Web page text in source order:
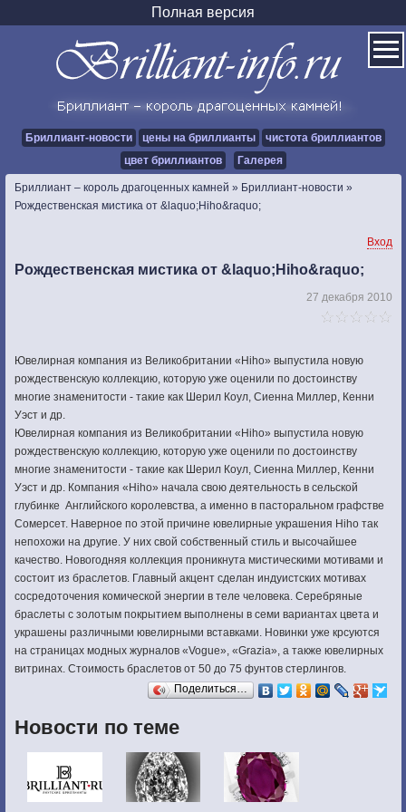
Полная версия
Бриллиант-новости цены на бриллианты
чистота бриллиантов
цвет бриллиантов
Галерея
Бриллиант – король драгоценных камней » Бриллиант-новости »
Рождественская мистика от &laquo;Hiho&raquo;
Вход
Рождественская мистика от &laquo;Hiho&raquo;
27 декабря 2010
Ювелирная компания из Великобритании «Hiho» выпустила новую
рождественскую коллекцию, которую уже оценили по достоинству
многие знаменитости - такие как Шерил Коул, Сиенна Миллер, Кенни
Уэст и др.
Ювелирная компания из Великобритании «Hiho» выпустила новую
рождественскую коллекцию, которую уже оценили по достоинству
многие знаменитости - такие как Шерил Коул, Сиенна Миллер, Кенни
Уэст и др. Компания «Hiho» начала свою деятельность в сельской
глубинке Английского королевства, а именно в пасторальном графстве
Сомерсет. Наверное по этой причине ювелирные украшения Hiho так
непохожи на другие. У них свой собственный стиль и высочайшее
качество. Новогодняя коллекция проникнута мистическими мотивами и
состоит из браслетов. Главный акцент сделан индуистских мотивах
сосредоточения комической энергии в теле человека. Серебряные
браслеты с золотым покрытием выполнены в семи вариантах цвета и
украшены различными ювелирными вставками. Новинки уже крсуются
на страницах модных журналов «Vogue», «Grazia», а также ювелирных
витринах. Стоимость браслетов от 50 до 75 фунтов стерлингов.
Поделиться…
Новости по теме